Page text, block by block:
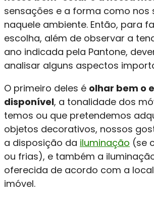
sensações e a forma como nos
naquele ambiente. Então, para
escolha, além de observar a
ano indicada pela Pantone,
analisar alguns aspectos
O primeiro deles é olhar bem o
disponível, a tonalidade dos
temos ou que pretendemos
objetos decorativos, nossos
a disposição da iluminação (se
ou frias), e também a
oferecida de acordo com a
imóvel.